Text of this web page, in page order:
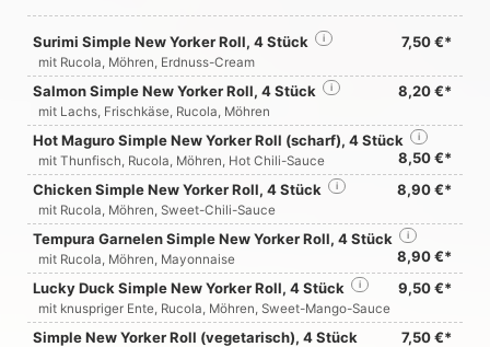
Surimi Simple New Yorker Roll, 4 Stück 7,50 €*
i
mit Rucola, Möhren, Erdnuss-Cream
Salmon Simple New Yorker Roll, 4 Stück 8,20 €*
i
mit Lachs, Frischkäse, Rucola, Möhren
Hot Maguro Simple New Yorker Roll (scharf), 4 Stück
8,50 €*
i
mit Thunfisch, Rucola, Möhren, Hot Chili-Sauce
Chicken Simple New Yorker Roll, 4 Stück 8,90 €*
i
mit Rucola, Möhren, Sweet-Chili-Sauce
Tempura Garnelen Simple New Yorker Roll, 4 Stück
8,90 €*
i
mit Rucola, Möhren, Mayonnaise
Lucky Duck Simple New Yorker Roll, 4 Stück 9,50 €*
i
mit knuspriger Ente, Rucola, Möhren, Sweet-Mango-Sauce
Simple New Yorker Roll (vegetarisch), 4 Stück 7,50 €*